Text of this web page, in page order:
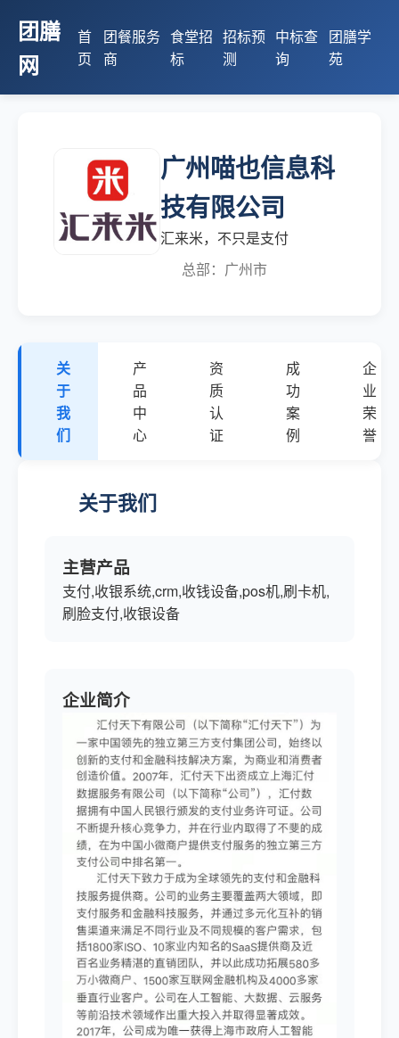
团膳
网
首
页
团餐服务
商
食堂招
标
招标预
测
中标查
询
团膳学
苑
广州喵也信息科
技有限公司
汇来米，不只是支付
总部：广州市
关
于
我
们
产
品
中
心
资
质
认
证
成
功
案
例
企
业
荣
誉
关于我们
主营产品
支付,收银系统,crm,收钱设备,pos机,刷卡机,
刷脸支付,收银设备
企业简介